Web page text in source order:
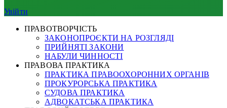
Увійти
ПРАВОТВОРЧІСТЬ
ЗАКОНОПРОЄКТИ НА РОЗГЛЯДІ
ПРИЙНЯТІ ЗАКОНИ
НАБУЛИ ЧИННОСТІ
ПРАВОВА ПРАКТИКА
ПРАКТИКА ПРАВООХОРОННИХ ОРГАНІВ
ПРОКУРОРСЬКА ПРАКТИКА
СУДОВА ПРАКТИКА
АДВОКАТСЬКА ПРАКТИКА